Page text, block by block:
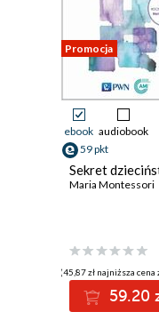
Promocja
ebook audiobook
59 pkt
Sekret
Maria Montessori
(45,87 zł najniższa cena
59.20